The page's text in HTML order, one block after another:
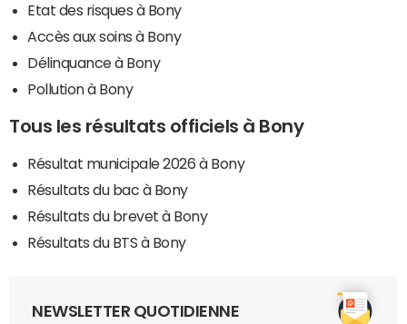
Etat des risques à Bony
Accès aux soins à Bony
Délinquance à Bony
Pollution à Bony
Tous les résultats officiels à Bony
Résultat municipale 2026 à Bony
Résultats du bac à Bony
Résultats du brevet à Bony
Résultats du BTS à Bony
NEWSLETTER QUOTIDIENNE